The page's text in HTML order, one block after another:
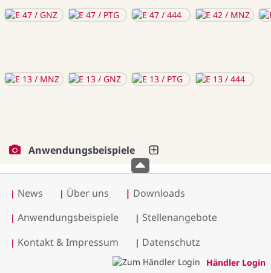
Anwendungsbeispiele
| News | Über uns | Downloads
| Anwendungsbeispiele | Stellenangebote
| Kontakt & Impressum | Datenschutz
Händler Login